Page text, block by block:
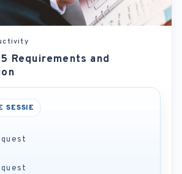
Requirements and
SESSIE